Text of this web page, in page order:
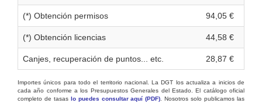
(*) Obtención permisos 94,05 €
(*) Obtención licencias 44,58 €
Canjes, recuperación de puntos... etc. 28,87 €
Importes únicos para todo el territorio nacional. La DGT los actualiza a inicios de
cada año conforme a los Presupuestos Generales del Estado. El catálogo oficial
completo de tasas lo puedes consultar aquí (PDF) . Nosotros solo publicamos las